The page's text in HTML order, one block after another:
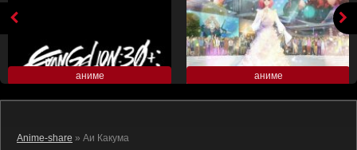
аниме аниме
Anime-share » Аи Какума